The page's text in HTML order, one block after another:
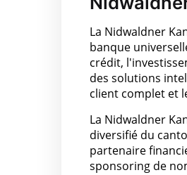
La Nidwaldner
banque
crédit,
des solutions
client complet et
La Nidwaldner
diversifié du
partenaire
sponsoring de